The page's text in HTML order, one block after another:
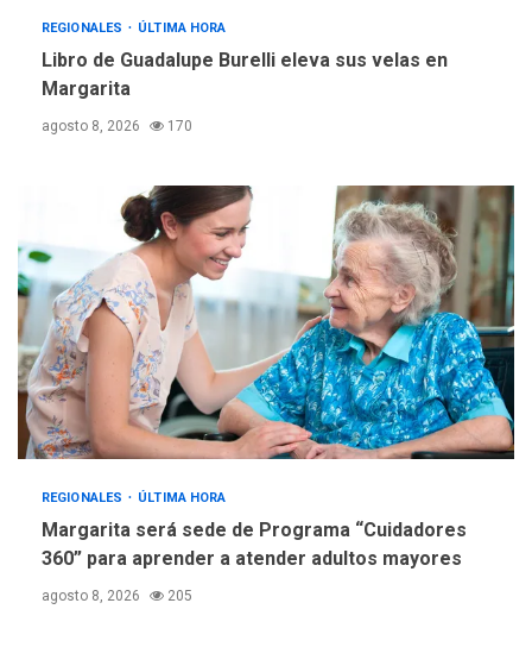
4
«Juan Bautista Arismendi» a
la altura de Macho Muerto
trabajan en diplomado para
creación y manejo de
estadísticas de turismo
REGIONALES ÚLTIMA HORA
Libro de Guadalupe Burelli eleva sus velas en
Margarita
agosto 8, 2026 170
REGIONALES ÚLTIMA HORA
Margarita será sede de Programa “Cuidadores
360” para aprender a atender adultos mayores
agosto 8, 2026 205